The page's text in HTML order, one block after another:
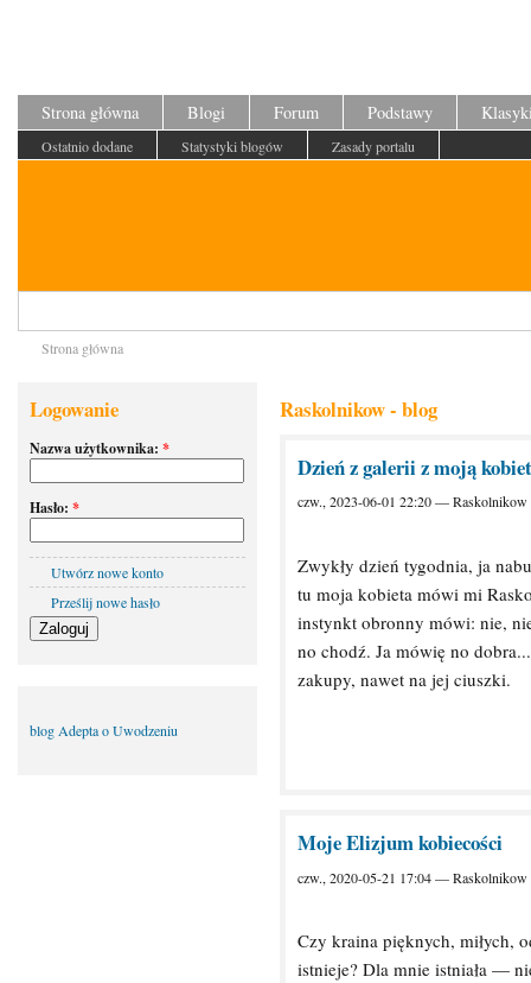
Strona główna Blogi Forum Podstawy
Ostatnio dodane Statystyki blogów Zasady portalu
Strona główna
Logowanie
Nazwa użytkownika: *
Hasło: *
Utwórz nowe konto
Prześlij nowe hasło
blog Adepta o Uwodzeniu
Raskolnikow - blog
Dzień z galerii z moją
czw., 2023-06-01 22:20 — Raskolnikow
Zwykły dzień tygodnia, ja
tu moja kobieta mówi mi
instynkt obronny mówi: nie,
no chodź. Ja mówię no
zakupy, nawet na jej ciuszki.
Moje Elizjum kobiecości
czw., 2020-05-21 17:04 — Raskolnikow
Czy kraina pięknych, miłych,
istnieje? Dla mnie istniała —